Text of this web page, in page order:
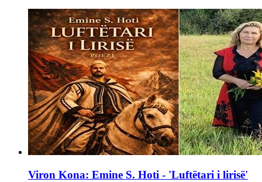
Viron Kona: Emine S. Hoti - 'Luftëtari i lirisë'